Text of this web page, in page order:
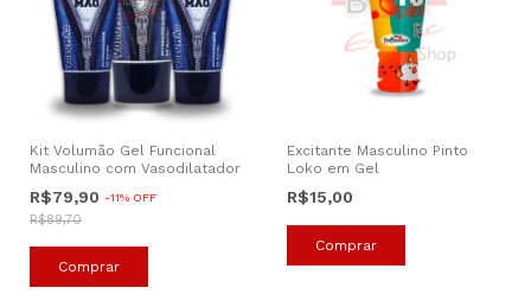
Kit Volumão Gel Funcional
Masculino com Vasodilatador
R$79,90 -11% OFF
R$89,70
Excitante Masculino Pinto
Loko em Gel
R$15,00